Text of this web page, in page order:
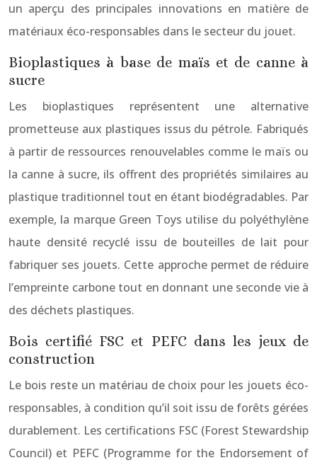
un aperçu des principales innovations en matière de
matériaux éco-responsables dans le secteur du jouet.
Bioplastiques à base de maïs et de canne à
sucre
Les bioplastiques représentent une alternative
prometteuse aux plastiques issus du pétrole. Fabriqués
à partir de ressources renouvelables comme le maïs ou
la canne à sucre, ils offrent des propriétés similaires au
plastique traditionnel tout en étant biodégradables. Par
exemple, la marque Green Toys utilise du polyéthylène
haute densité recyclé issu de bouteilles de lait pour
fabriquer ses jouets. Cette approche permet de réduire
l’empreinte carbone tout en donnant une seconde vie à
des déchets plastiques.
Bois certifié FSC et PEFC dans les jeux de
construction
Le bois reste un matériau de choix pour les jouets éco-
responsables, à condition qu’il soit issu de forêts gérées
durablement. Les certifications FSC (Forest Stewardship
Council) et PEFC (Programme for the Endorsement of